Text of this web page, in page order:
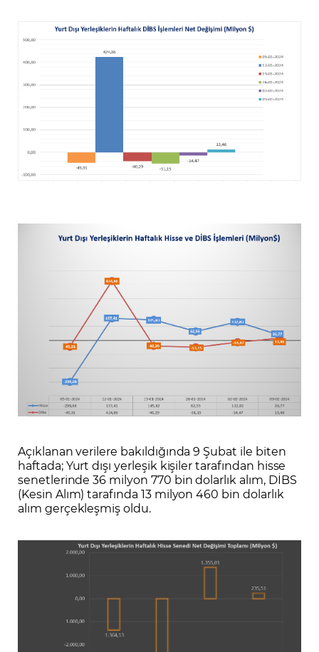
Açıklanan verilere bakıldığında 9 Şubat ile biten
haftada; Yurt dışı yerleşik kişiler tarafından hisse
senetlerinde 36 milyon 770 bin dolarlık alım, DİBS
(Kesin Alım) tarafında 13 milyon 460 bin dolarlık
alım gerçekleşmiş oldu.